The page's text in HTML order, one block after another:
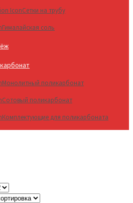
Сетки на трубу
Гималайская соль
Монолитный поликарбонат
Сотовый поликарбонат
Комплектующие для поликарбоната